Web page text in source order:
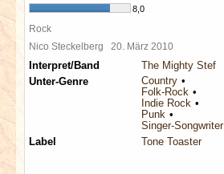
8,0
Rock
Nico Steckelberg 20. März 2010
Interpret/Band
The Mighty Stef
Unter-Genre
Country
Folk-Rock
Indie Rock
Punk
Singer-Songwriter
Label
Tone Toaster